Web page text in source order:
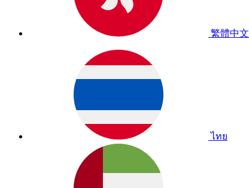
繁體中文
ไทย